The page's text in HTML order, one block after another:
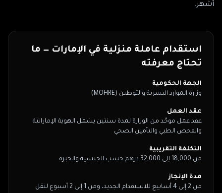
أشهر.
استقدام عاملة منزلية في الإمارات — ما
تحتاج معرفته
الجهة الحكومية
وزارة الموارد البشرية والتوطين (MOHRE)
عقد العمل
عقد عمل موحّد من الوزارة لمدة سنتين يشمل الهوية الإماراتية
والفحص الطبي والتأمين الصحي
التكلفة التقريبية
من 18,000 إلى 32,000 درهم حسب الجنسية والخبرة
مدة الإنجاز
من 2 إلى 4 أسابيع للاستقدام الجديد، ومن 1 إلى 2 أسبوع لنقل